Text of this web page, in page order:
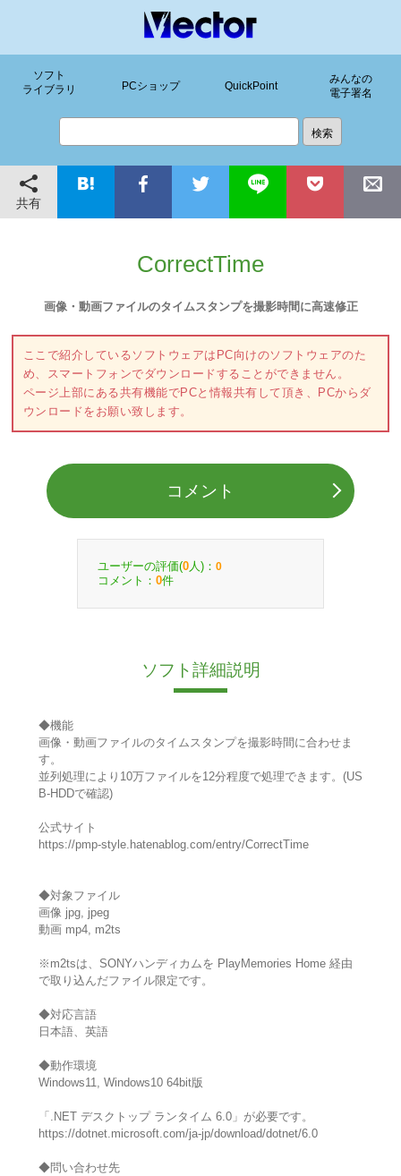
ソフト
ライブラリ
PCショップ QuickPoint
みんなの
電子署名
共有
CorrectTime
画像・動画ファイルのタイムスタンプを撮影時間に高速修正
ここで紹介しているソフトウェアはPC向けのソフトウェアのた
め、スマートフォンでダウンロードすることができません。
ページ上部にある共有機能でPCと情報共有して頂き、PCからダ
ウンロードをお願い致します。
コメント
ユーザーの評価(0 人)： 0
コメント： 0件
ソフト詳細説明
◆機能
画像・動画ファイルのタイムスタンプを撮影時間に合わせま
す。
並列処理により10万ファイルを12分程度で処理できます。(US
B-HDDで確認)
公式サイト
https://pmp-style.hatenablog.com/entry/CorrectTime
◆対象ファイル
画像 jpg, jpeg
動画 mp4, m2ts
※m2tsは、SONYハンディカムを PlayMemories Home 経由
で取り込んだファイル限定です。
◆対応言語
日本語、英語
◆動作環境
Windows11, Windows10 64bit版
「.NET デスクトップ ランタイム 6.0」が必要です。
https://dotnet.microsoft.com/ja-jp/download/dotnet/6.0
◆問い合わせ先